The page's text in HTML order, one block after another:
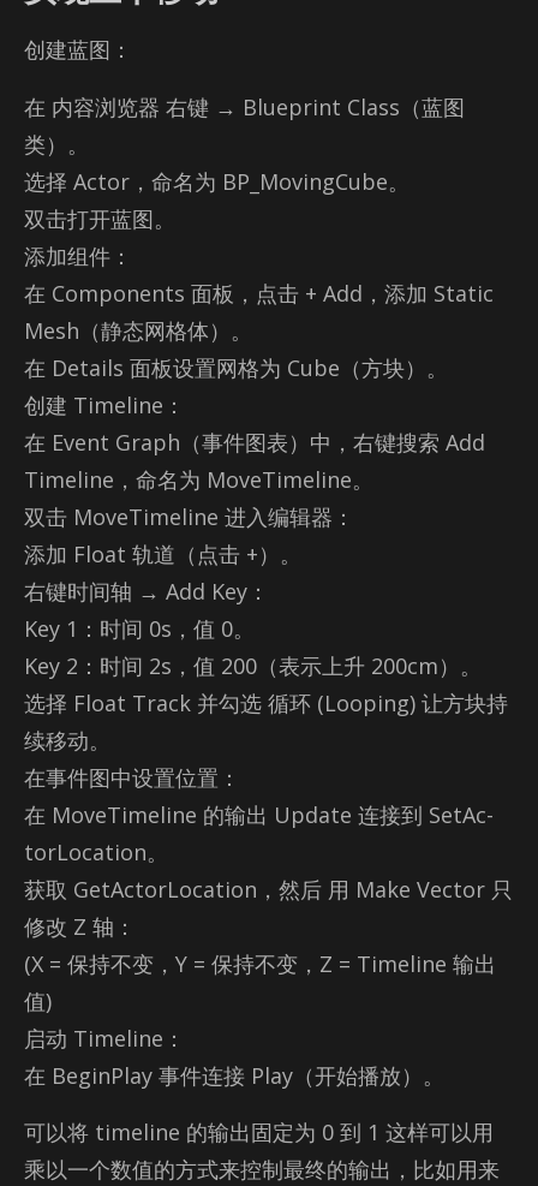
创建蓝图：
在 内容浏览器 右键 → Blue­print Class（蓝图
类）。
选择 Ac­tor，命名为 BP_­Mov­ingCube。
双击打开蓝图。
添加组件：
在 Com­po­nents 面板，点击 + Add，添加 Sta­tic
Mesh（静态网格体）。
在 De­tails 面板设置网格为 Cube（方块）。
创建 Time­line：
在 Event Graph（事件图表）中，右键搜索 Add
Time­line，命名为 Move­Time­line。
双击 Move­Time­line 进入编辑器：
添加 Float 轨道（点击 +）。
右键时间轴 → Add Key：
Key 1：时间 0s，值 0。
Key 2：时间 2s，值 200（表示上升 200cm）。
选择 Float Track 并勾选 循环 (Loop­ing) 让方块持
续移动。
在事件图中设置位置：
在 Move­Time­line 的输出 Up­date 连接到 Se­tAc­
tor­Loca­tion。
获取 GetAc­tor­Loca­tion，然后 用 Make Vec­tor 只
修改 Z 轴：
(X = 保持不变，Y = 保持不变，Z = Time­line 输出
值)
启动 Time­line：
在 Be­gin­Play 事件连接 Play（开始播放）。
可以将 time­line 的输出固定为 0 到 1 这样可以用
乘以一个数值的方式来控制最终的输出，比如用来